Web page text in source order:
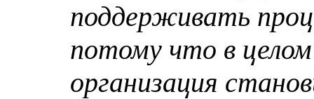
поддерживать
потому что в
организация